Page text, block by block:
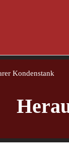
Kondenstank